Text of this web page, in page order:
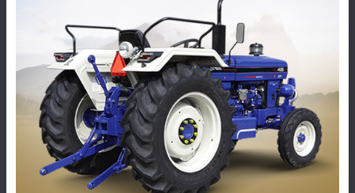
सम्पादकीय अन्य
लाड़ली बहना योजना की 36वीं किस्त जारी, करोड़ों महिलाओं के
खातों में पहुंचे 1500 रुपये
16-May-2026